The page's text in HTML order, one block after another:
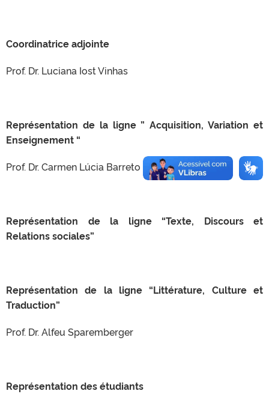
Coordinatrice adjointe
Prof. Dr. Luciana Iost Vinhas
Représentation de la ligne ” Acquisition, Variation et
Enseignement “
Prof. Dr. Carmen Lúcia Barreto Matzenauer
Représentation de la ligne “Texte, Discours et
Relations sociales”
Représentation de la ligne “Littérature, Culture et
Traduction”
Prof. Dr. Alfeu Sparemberger
Représentation des étudiants